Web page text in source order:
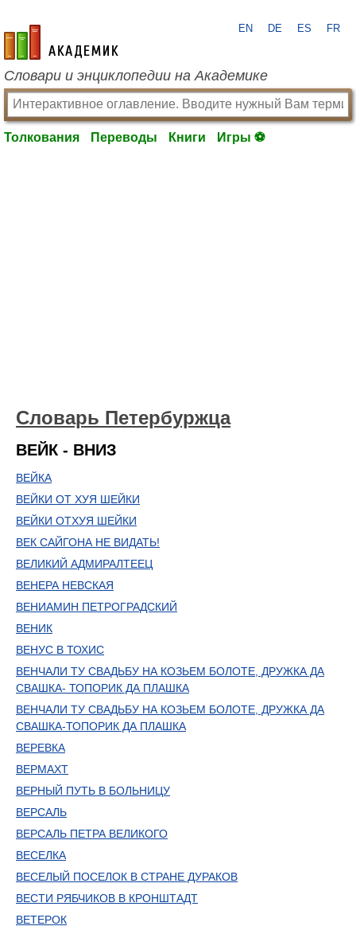
academic.ru
EN DE ES FR
Словари и энциклопедии на Академике
Толкования Переводы Книги Игры ⚽
Словарь Петербуржца
ВЕЙК - ВНИЗ
ВЕЙКА
ВЕЙКИ ОТ ХУЯ ШЕЙКИ
ВЕЙКИ ОТХУЯ ШЕЙКИ
ВЕК САЙГОНА НЕ ВИДАТЬ!
ВЕЛИКИЙ АДМИРАЛТЕЕЦ
ВЕНЕРА НЕВСКАЯ
ВЕНИАМИН ПЕТРОГРАДСКИЙ
ВЕНИК
ВЕНУС В ТОХИС
ВЕНЧАЛИ ТУ СВАДЬБУ НА КОЗЬЕМ БОЛОТЕ, ДРУЖКА ДА
СВАШКА- ТОПОРИК ДА ПЛАШКА
ВЕНЧАЛИ ТУ СВАДЬБУ НА КОЗЬЕМ БОЛОТЕ, ДРУЖКА ДА
СВАШКА-ТОПОРИК ДА ПЛАШКА
ВЕРЕВКА
ВЕРМАХТ
ВЕРНЫЙ ПУТЬ В БОЛЬНИЦУ
ВЕРСАЛЬ
ВЕРСАЛЬ ПЕТРА ВЕЛИКОГО
ВЕСЕЛКА
ВЕСЕЛЫЙ ПОСЕЛОК В СТРАНЕ ДУРАКОВ
ВЕСТИ РЯБЧИКОВ В КРОНШТАДТ
ВЕТЕРОК